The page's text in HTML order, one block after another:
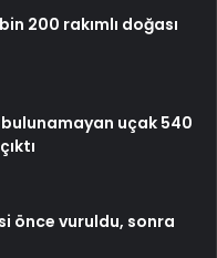
bin 200 rakımlı doğası
bulunamayan uçak 540
önce vuruldu, sonra